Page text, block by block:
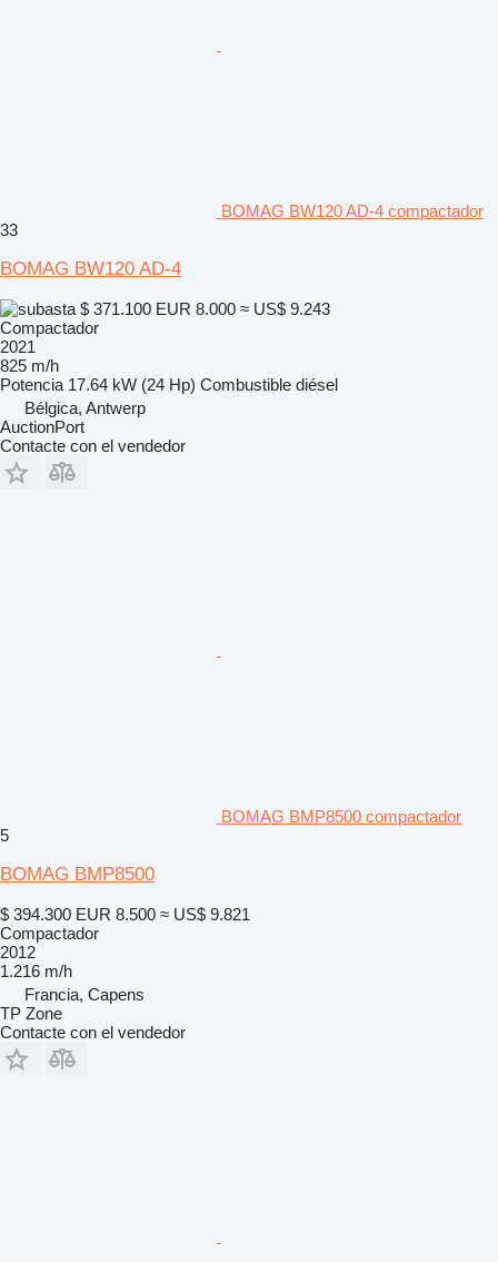
BOMAG BW120 AD-4 compactador
33
BOMAG BW120 AD-4
$ 371.100 EUR 8.000 ≈ US$ 9.243
Compactador
2021
825 m/h
Potencia 17.64 kW (24 Hp) Combustible diésel
Bélgica, Antwerp
AuctionPort
Contacte con el vendedor
BOMAG BMP8500 compactador
5
BOMAG BMP8500
$ 394.300 EUR 8.500 ≈ US$ 9.821
Compactador
2012
1.216 m/h
Francia, Capens
TP Zone
Contacte con el vendedor